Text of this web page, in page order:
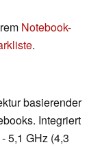
Notebook-
.
basierender
Integriert
5,1 GHz (4,3